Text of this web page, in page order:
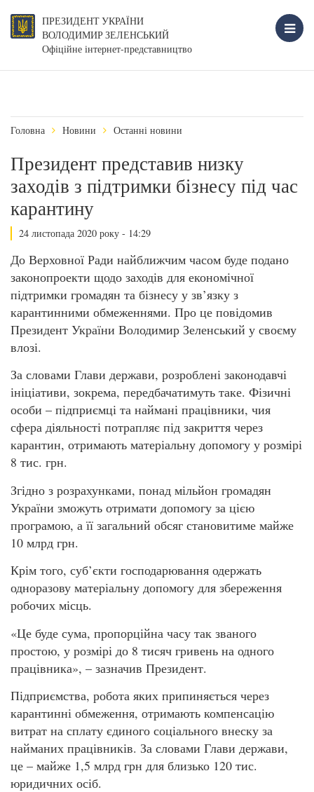
ПРЕЗИДЕНТ УКРАЇНИ
ВОЛОДИМИР ЗЕЛЕНСЬКИЙ
Офіційне інтернет-представництво
Головна Новини Останні новини
Президент представив низку
заходів з підтримки бізнесу під час
карантину
24 листопада 2020 року - 14:29
До Верховної Ради найближчим часом буде подано
законопроекти щодо заходів для економічної
підтримки громадян та бізнесу у зв’язку з
карантинними обмеженнями. Про це повідомив
Президент України Володимир Зеленський у своєму
влозі.
За словами Глави держави, розроблені законодавчі
ініціативи, зокрема, передбачатимуть таке. Фізичні
особи – підприємці та наймані працівники, чия
сфера діяльності потрапляє під закриття через
карантин, отримають матеріальну допомогу у розмірі
8 тис. грн.
Згідно з розрахунками, понад мільйон громадян
України зможуть отримати допомогу за цією
програмою, а її загальний обсяг становитиме майже
10 млрд грн.
Крім того, суб’єкти господарювання одержать
одноразову матеріальну допомогу для збереження
робочих місць.
«Це буде сума, пропорційна часу так званого
простою, у розмірі до 8 тисяч гривень на одного
працівника», – зазначив Президент.
Підприємства, робота яких припиняється через
карантинні обмеження, отримають компенсацію
витрат на сплату єдиного соціального внеску за
найманих працівників. За словами Глави держави,
це – майже 1,5 млрд грн для близько 120 тис.
юридичних осіб.